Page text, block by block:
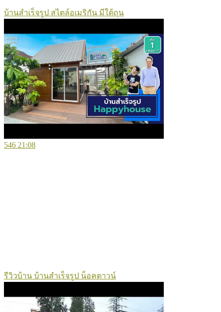
บ้านสำเร็จรูป สไตล์อเมริกัน มีใต้ถุน
546 21:08
รีวิวบ้าน บ้านสำเร็จรูป น็อคดาวน์